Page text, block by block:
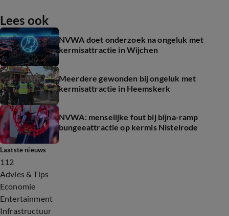
Lees ook
NVWA doet onderzoek na ongeluk met
kermisattractie in Wijchen
Meerdere gewonden bij ongeluk met
kermisattractie in Heemskerk
NVWA: menselijke fout bij bijna-ramp
bungeeattractie op kermis Nistelrode
Laatste nieuws
112
Advies & Tips
Economie
Entertainment
Infrastructuur